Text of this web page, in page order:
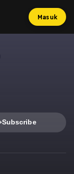
Masuk
Subscribe